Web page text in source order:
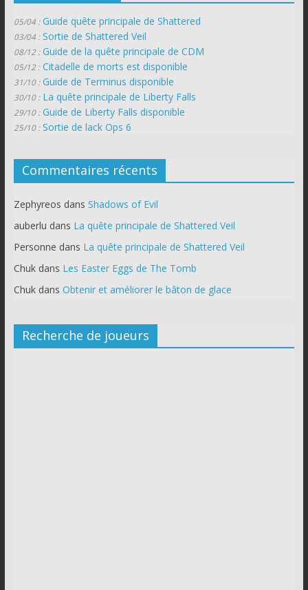
05/04 : Guide quête principale de Shattered
03/04 : Sortie de Shattered Veil
08/12 : Guide de la quête principale de CDM
05/12 : Citadelle de morts est disponible
31/10 : Guide de Terminus disponible
30/10 : La quête principale de Liberty Falls
29/10 : Guide de Liberty Falls disponible
25/10 : Sortie de lack Ops 6
Commentaires récents
Zephyreos dans Shadows of Evil
auberlu dans La quête principale de Shattered Veil
Personne dans La quête principale de Shattered Veil
Chukdans Les Easter Eggs de The Tomb
Chukdans Obtenir et améliorer le bâton de glace
Recherche de joueurs